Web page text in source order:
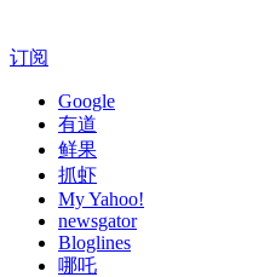
订阅
Google
有道
鲜果
抓虾
My Yahoo!
newsgator
Bloglines
哪吒